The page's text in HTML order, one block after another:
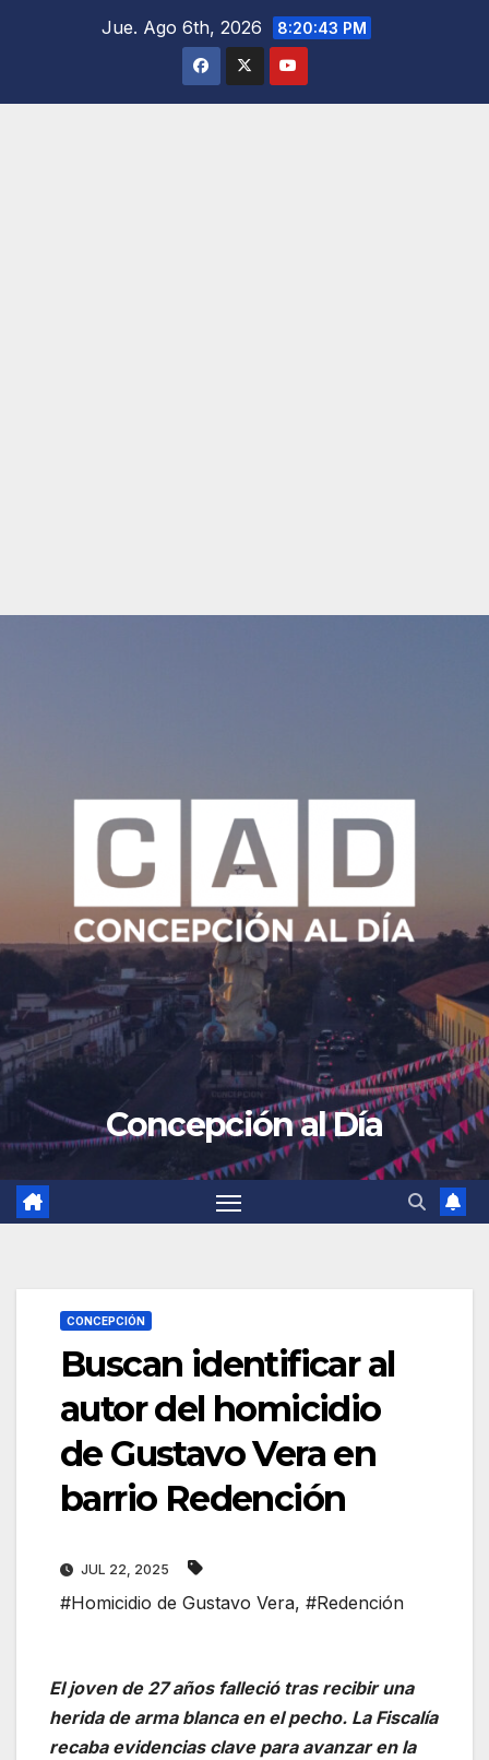
Jue. Ago 6th, 2026 8:20:44 PM
Concepción al Día
CONCEPCIÓN
Buscan identificar al
autor del homicidio
de Gustavo Vera en
barrio Redención
JUL 22, 2025
#Homicidio de Gustavo Vera, #Redención
El joven de 27 años falleció tras recibir una
herida de arma blanca en el pecho. La Fiscalía
recaba evidencias clave para avanzar en la